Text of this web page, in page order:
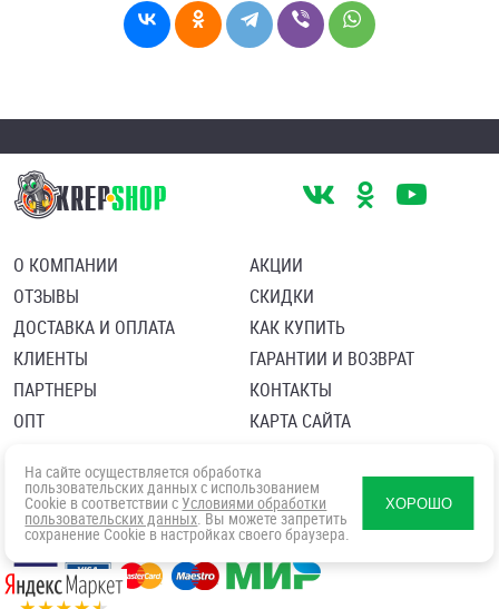
О КОМПАНИИ
ОТЗЫВЫ
ДОСТАВКА И ОПЛАТА
КЛИЕНТЫ
ПАРТНЕРЫ
ОПТ
АКЦИИ
СКИДКИ
КАК КУПИТЬ
ГАРАНТИИ И ВОЗВРАТ
КОНТАКТЫ
КАРТА САЙТА
Политика в отношении обработки персональных данных
Согласие посетителя сайта на обработку персональных данны
На сайте осуществляется обработка
пользовательских данных с использованием
Cookie в соответствии с Условиями обработки
пользовательских данных. Вы можете запретить
сохранение Cookie в настройках своего браузера.
ХОРОШО